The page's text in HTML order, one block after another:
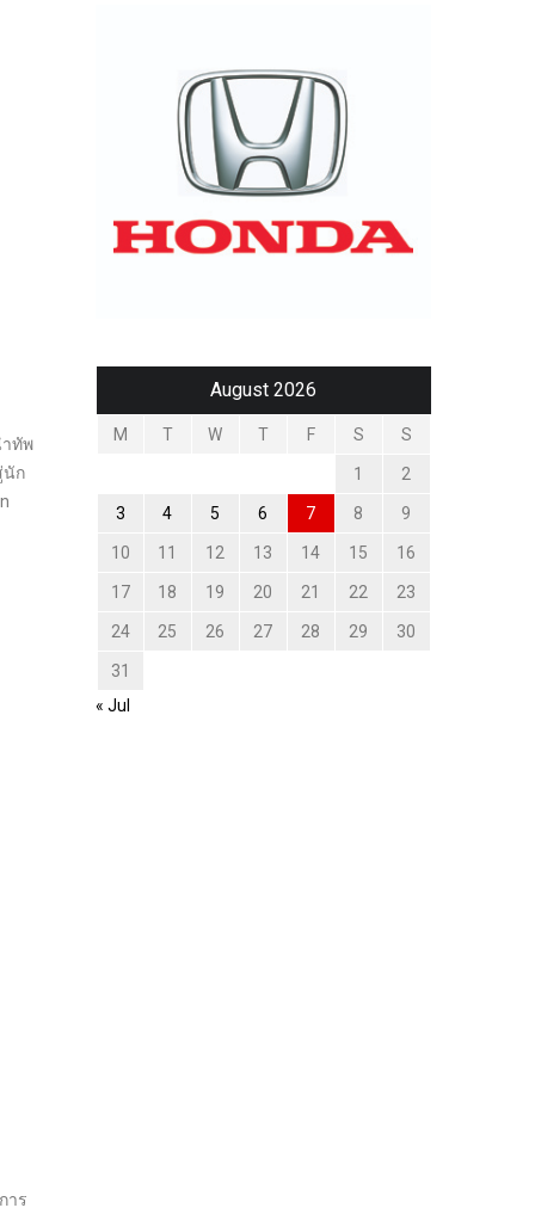
ำทัพ
นัก
าร
August 2026
M T W T F S S
1 2
3 4 5 6 7 8 9
10 11 12 13 14 15 16
17 18 19 20 21 22 23
24 25 26 27 28 29 30
31
« Jul